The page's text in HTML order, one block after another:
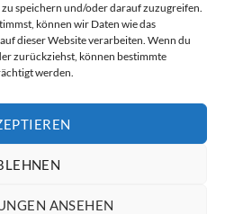
speichern und/oder darauf zuzugreifen.
können wir Daten wie das
dieser Website verarbeiten. Wenn du
zurückziehst, können bestimmte
werden.
ANSEHEN